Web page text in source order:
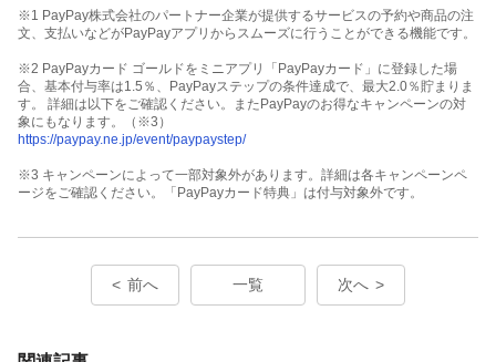
※1 PayPay株式会社のパートナー企業が提供するサービスの予約や商品の注
文、支払いなどがPayPayアプリからスムーズに行うことができる機能です。
※2 PayPayカード ゴールドをミニアプリ「PayPayカード」に登録した場
合、基本付与率は1.5％、PayPayステップの条件達成で、最大2.0％貯まりま
す。 詳細は以下をご確認ください。またPayPayのお得なキャンペーンの対
象にもなります。（※3）
https://paypay.ne.jp/event/paypaystep/
※3 キャンペーンによって一部対象外があります。詳細は各キャンペーンペ
ージをご確認ください。「PayPayカード特典」は付与対象外です。
前へ 一覧 次へ